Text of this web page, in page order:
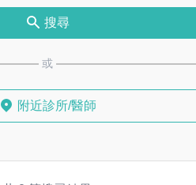
搜尋
或
附近診所/醫師